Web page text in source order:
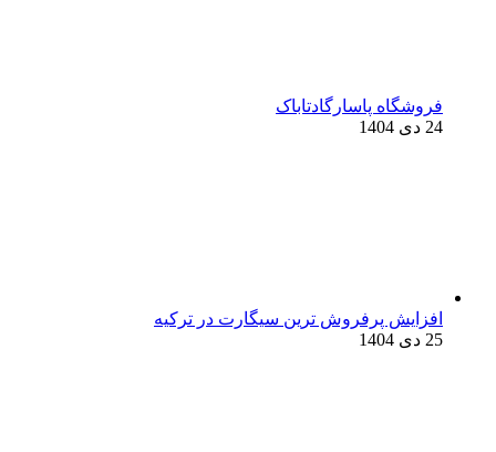
فروشگاه پاسارگادتاباک
24 دی 1404
افزایش پرفروش ترین سیگارت در ترکیه
25 دی 1404